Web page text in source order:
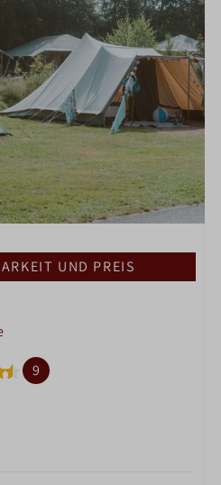
UND PREIS
9